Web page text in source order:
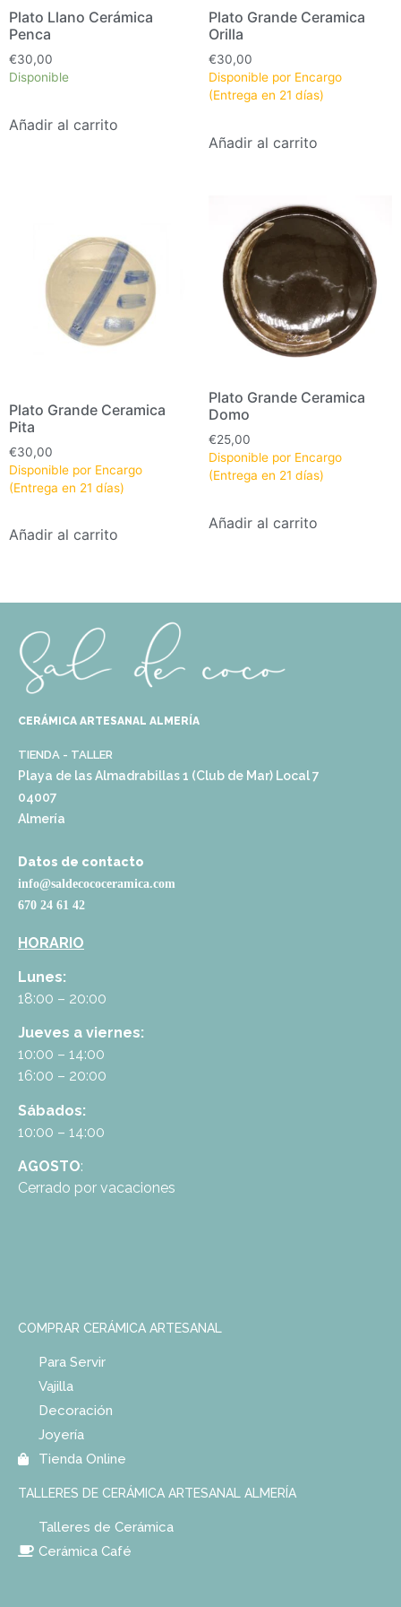
Plato Llano Cerámica
Penca
€30,00
Disponible
Añadir al carrito
Plato Grande Ceramica
Orilla
€30,00
Disponible por Encargo
(Entrega en 21 días)
Añadir al carrito
Plato Grande Ceramica
Pita
€30,00
Disponible por Encargo
(Entrega en 21 días)
Añadir al carrito
Plato Grande Ceramica
Domo
€25,00
Disponible por Encargo
(Entrega en 21 días)
Añadir al carrito
CERÁMICA ARTESANAL ALMERÍA
TIENDA - TALLER
Playa de las Almadrabillas 1 (Club de Mar) Local 7
04007
Almería
Datos de contacto
info@saldecococeramica.com
670 24 61 42
HORARIO
Lunes:
18:00 – 20:00
Jueves a viernes:
10:00 – 14:00
16:00 – 20:00
Sábados:
10:00 – 14:00
AGOSTO:
Cerrado por vacaciones
COMPRAR CERÁMICA ARTESANAL
Para Servir
Vajilla
Decoración
Joyería
Tienda Online
TALLERES DE CERÁMICA ARTESANAL ALMERÍA
Talleres de Cerámica
Cerámica Café